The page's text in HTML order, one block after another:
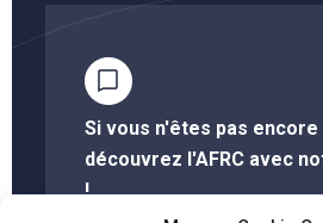
Si vous n'êtes pas encore
découvrez l'AFRC avec
!